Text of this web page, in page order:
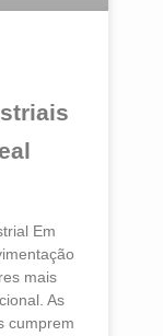
Em
mais
As
cumprem